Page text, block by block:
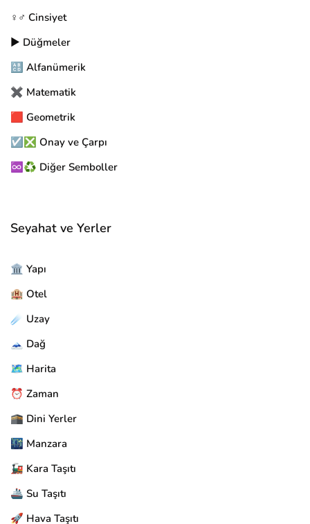
♀️♂️ Cinsiyet
▶️ Düğmeler
🔠 Alfanümerik
✖️ Matematik
🟥 Geometrik
☑️❎ Onay ve Çarpı
♾️♻️ Diğer Semboller
Seyahat ve Yerler
🏛️ Yapı
🏨 Otel
☄️ Uzay
🗻 Dağ
🗺️ Harita
⏰ Zaman
🕋 Dini Yerler
🌃 Manzara
🚂 Kara Taşıtı
🚢 Su Taşıtı
🚀 Hava Taşıtı